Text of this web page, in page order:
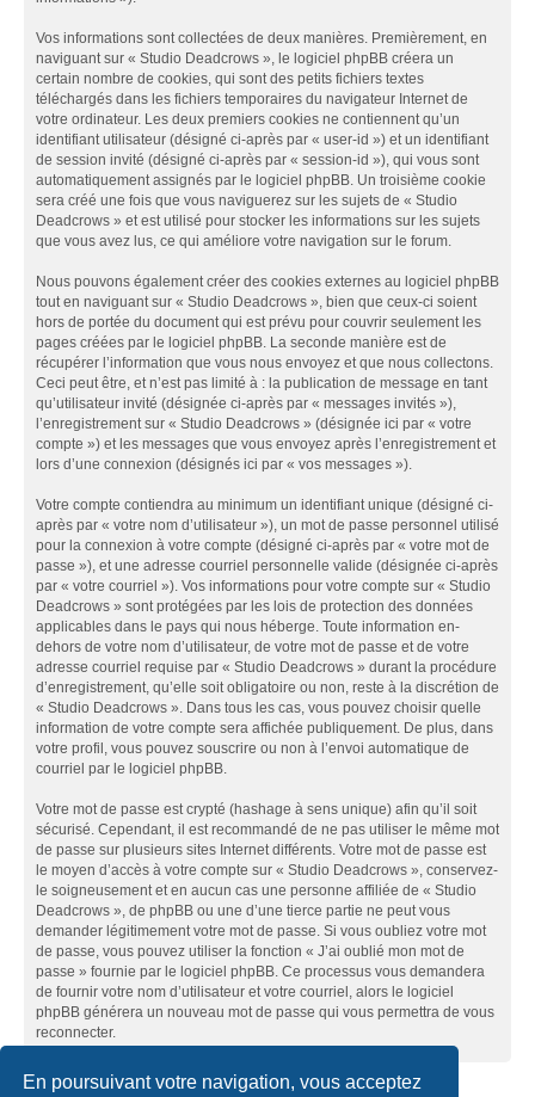
En poursuivant votre navigation, vous acceptez
Vos informations sont collectées de deux manières. Premièrement, en
naviguant sur « Studio Deadcrows », le logiciel phpBB créera un
certain nombre de cookies, qui sont des petits fichiers textes
téléchargés dans les fichiers temporaires du navigateur Internet de
votre ordinateur. Les deux premiers cookies ne contiennent qu’un
identifiant utilisateur (désigné ci-après par « user-id ») et un identifiant
de session invité (désigné ci-après par « session-id »), qui vous sont
automatiquement assignés par le logiciel phpBB. Un troisième cookie
sera créé une fois que vous naviguerez sur les sujets de « Studio
Deadcrows » et est utilisé pour stocker les informations sur les sujets
que vous avez lus, ce qui améliore votre navigation sur le forum.
Nous pouvons également créer des cookies externes au logiciel phpBB
tout en naviguant sur « Studio Deadcrows », bien que ceux-ci soient
hors de portée du document qui est prévu pour couvrir seulement les
pages créées par le logiciel phpBB. La seconde manière est de
récupérer l’information que vous nous envoyez et que nous collectons.
Ceci peut être, et n’est pas limité à : la publication de message en tant
qu’utilisateur invité (désignée ci-après par « messages invités »),
l’enregistrement sur « Studio Deadcrows » (désignée ici par « votre
compte ») et les messages que vous envoyez après l’enregistrement et
lors d’une connexion (désignés ici par « vos messages »).
Votre compte contiendra au minimum un identifiant unique (désigné ci-
après par « votre nom d’utilisateur »), un mot de passe personnel utilisé
pour la connexion à votre compte (désigné ci-après par « votre mot de
passe »), et une adresse courriel personnelle valide (désignée ci-après
par « votre courriel »). Vos informations pour votre compte sur « Studio
Deadcrows » sont protégées par les lois de protection des données
applicables dans le pays qui nous héberge. Toute information en-
dehors de votre nom d’utilisateur, de votre mot de passe et de votre
adresse courriel requise par « Studio Deadcrows » durant la procédure
d’enregistrement, qu’elle soit obligatoire ou non, reste à la discrétion de
« Studio Deadcrows ». Dans tous les cas, vous pouvez choisir quelle
information de votre compte sera affichée publiquement. De plus, dans
votre profil, vous pouvez souscrire ou non à l’envoi automatique de
courriel par le logiciel phpBB.
Votre mot de passe est crypté (hashage à sens unique) afin qu’il soit
sécurisé. Cependant, il est recommandé de ne pas utiliser le même mot
de passe sur plusieurs sites Internet différents. Votre mot de passe est
le moyen d’accès à votre compte sur « Studio Deadcrows », conservez-
le soigneusement et en aucun cas une personne affiliée de « Studio
Deadcrows », de phpBB ou une d’une tierce partie ne peut vous
demander légitimement votre mot de passe. Si vous oubliez votre mot
de passe, vous pouvez utiliser la fonction « J’ai oublié mon mot de
passe » fournie par le logiciel phpBB. Ce processus vous demandera
de fournir votre nom d’utilisateur et votre courriel, alors le logiciel
phpBB générera un nouveau mot de passe qui vous permettra de vous
reconnecter.